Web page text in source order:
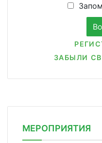
ЗАБЫЛИ
МЕРОПРИЯТИЯ